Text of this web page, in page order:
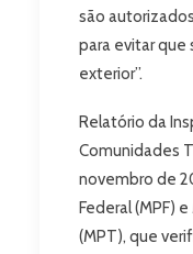
são
para evitar que
exterior”.
Relatório da
Comunidades
novembro de
Federal (MPF)
(MPT), que